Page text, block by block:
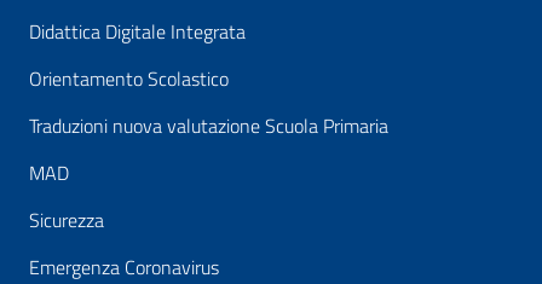
Didattica Digitale Integrata
Orientamento Scolastico
Traduzioni nuova valutazione Scuola Primaria
MAD
Sicurezza
Emergenza Coronavirus